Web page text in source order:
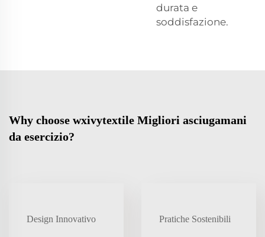
durata e
soddisfazione.
Why choose wxivytextile Migliori asciugamani
da esercizio?
Design Innovativo Pratiche Sostenibili